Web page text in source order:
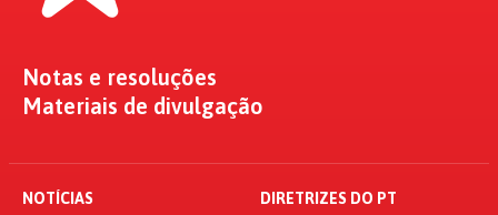
Notas e resoluções
Materiais de divulgação
NOTÍCIAS DIRETRIZES DO PT